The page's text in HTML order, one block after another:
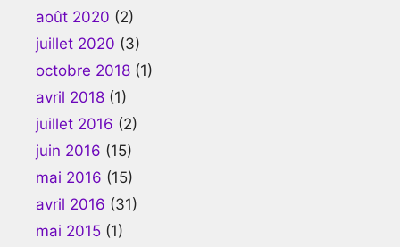
août 2020 (2)
juillet 2020 (3)
octobre 2018 (1)
avril 2018 (1)
juillet 2016 (2)
juin 2016 (15)
mai 2016 (15)
avril 2016 (31)
mai 2015 (1)